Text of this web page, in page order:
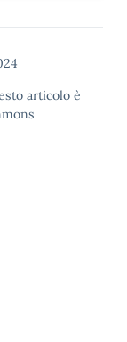
articolo è